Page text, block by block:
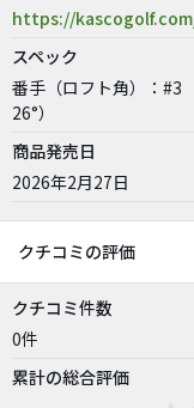
https://
スペック
番手（ロフト角）：#3
26°）
商品発売日
2026年2月27日
クチコミの評価
クチコミ件数
0件
累計の総合評価